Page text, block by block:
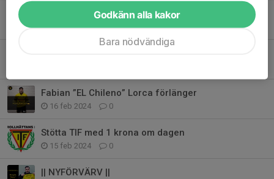
|| NYFÖRVÄRV ||
19 feb 2024 0
Fabian ”EL Chileno” Lorca förlänger
16 feb 2024 0
Stötta TIF med 1 krona om dagen
15 feb 2024 0
|| NYFÖRVÄRV ||
Godkänn alla kakor
Bara nödvändiga